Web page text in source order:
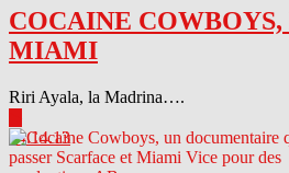
COCAINE
MIAMI
Riri Ayala, la Madrina….
04.14.13